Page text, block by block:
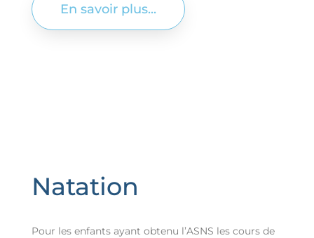
En savoir plus...
Natation
Pour les enfants ayant obtenu l’ASNS les cours de